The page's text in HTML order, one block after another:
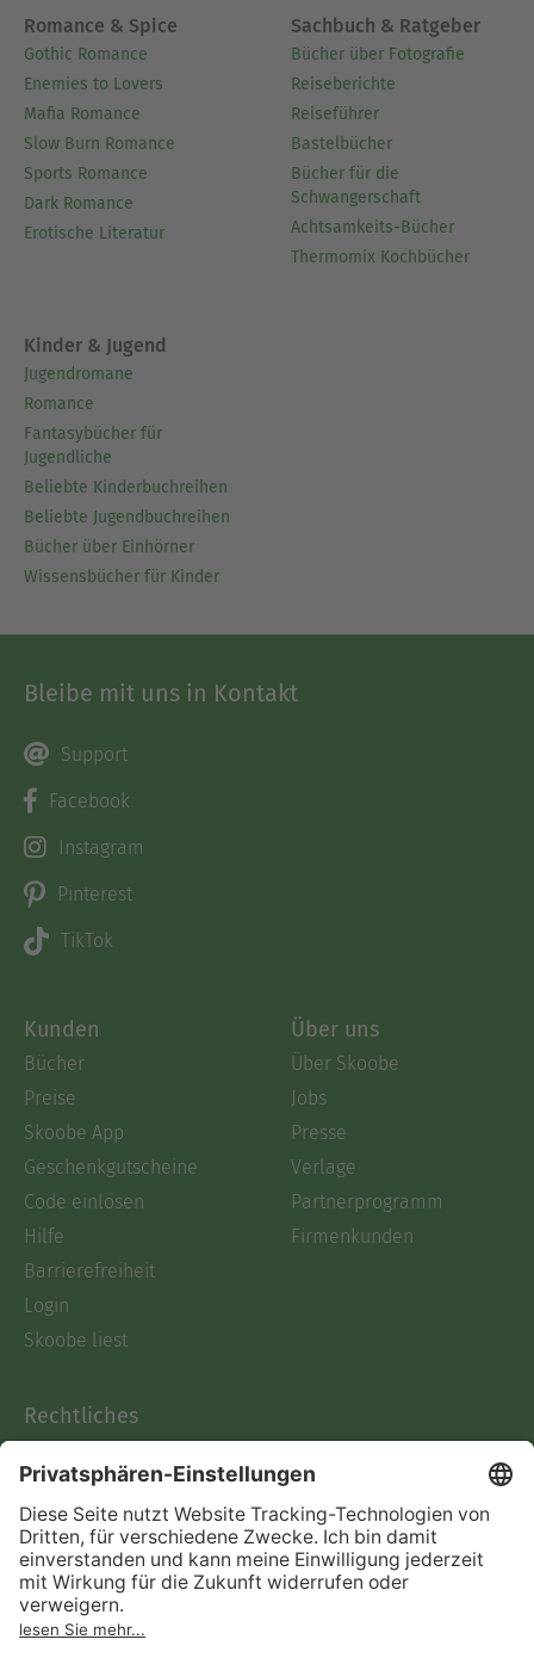
Romance & Spice
Gothic Romance
Enemies to Lovers
Mafia Romance
Slow Burn Romance
Sports Romance
Dark Romance
Erotische Literatur
Sachbuch & Ratgeber
Bücher über Fotografie
Reiseberichte
Reiseführer
Bastelbücher
Bücher für die
Schwangerschaft
Achtsamkeits-Bücher
Thermomix Kochbücher
Kinder & Jugend
Jugendromane
Romance
Fantasybücher für
Jugendliche
Beliebte Kinderbuchreihen
Beliebte Jugendbuchreihen
Bücher über Einhörner
Wissensbücher für Kinder
Bleibe mit uns in Kontakt
Support
Facebook
Instagram
Pinterest
TikTok
Kunden
Bücher
Preise
Skoobe App
Geschenkgutscheine
Code einlösen
Hilfe
Barrierefreiheit
Login
Skoobe liest
Über uns
Über Skoobe
Jobs
Presse
Verlage
Partnerprogramm
Firmenkunden
Rechtliches
AGB
Informationen nach Data
Act
Verträge hier kündigen
Impressum